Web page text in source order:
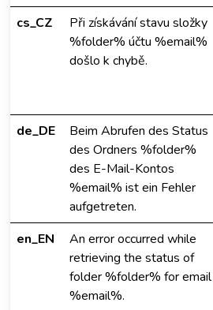
cs_CZ
Při získávání stavu složky
%folder% účtu %email%
došlo k chybě.
de_DE
Beim Abrufen des Status
des Ordners %folder%
des E-Mail-Kontos
%email% ist ein Fehler
aufgetreten.
en_EN
An error occurred while
retrieving the status of
folder %folder% for email
%email%.